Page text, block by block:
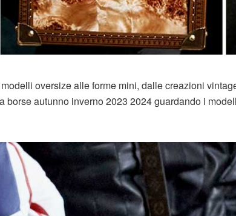
oversize alle forme mini, dalle creazioni
autunno inverno 2023 2024 guardando i